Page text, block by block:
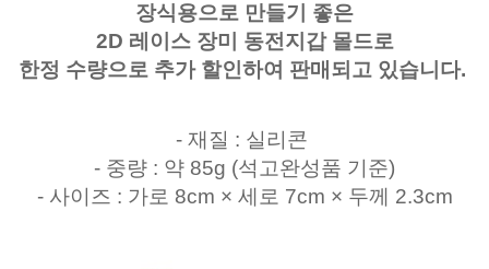
장식용으로 만들기 좋은
2D 레이스 장미 동전지갑 몰드로
한정 수량으로 추가 할인하여 판매되고 있습니다.
- 재질 : 실리콘
- 중량 : 약 85g (석고완성품 기준)
- 사이즈 : 가로 8cm × 세로 7cm × 두께 2.3cm